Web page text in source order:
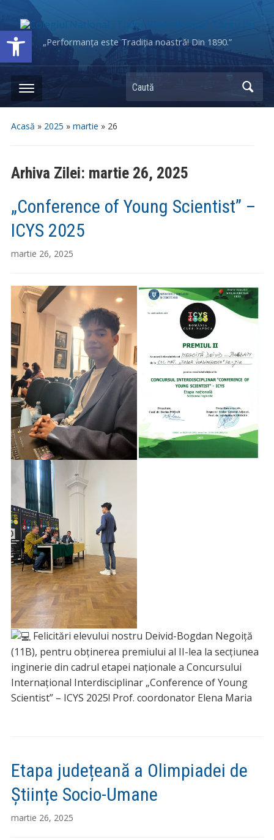
Deschide bara de unelte„Performanța este Tradiția noastră! Din 1890.”
Caută
Acasă » 2025 » martie » 26
Arhiva Zilei: martie 26, 2025
„Conference of Young Scientist” –
ICYS 2025
martie 26, 2025
Felicitări elevului nostru Deivid-Bogdan Negoiță
(11B), pentru obținerea premiului al II-lea la secțiunea
inginerie din cadrul etapei naționale a Concursului
Internațional Interdisciplinar „Conference of Young
Scientist” – ICYS 2025! Prof. coordonator Elena Maria
Etapa județeană a Olimpiadei de
Științe Socio-Umane
martie 26, 2025